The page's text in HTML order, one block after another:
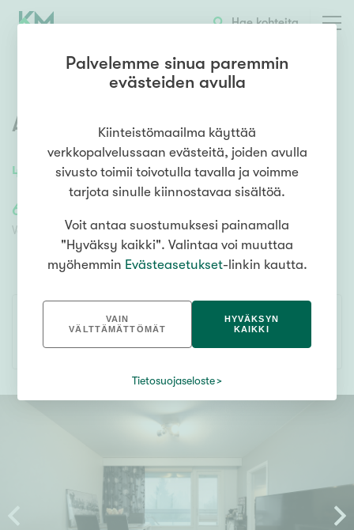
Hae kohteita
47 /47m² 2h, kk
Askolinintie 6,Jokela,Tuusula
65 000,00 €
Velaton lähtöhinta Lähtöhinta ilman velkaosuutta
SEURAA KOHDETTA
Palvelemme sinua paremmin
evästeiden avulla
Kiinteistömaailma käyttää
verkkopalvelussaan evästeitä, joiden avulla
sivusto toimii toivotulla tavalla ja voimme
tarjota sinulle kiinnostavaa sisältöä.
Voit antaa suostumuksesi painamalla
"Hyväksy kaikki". Valintaa voi muuttaa
myöhemmin Evästeasetukset-linkin kautta.
VAIN
VÄLTTÄMÄTTÖMÄT
HYVÄKSYN
KAIKKI
Tietosuojaseloste